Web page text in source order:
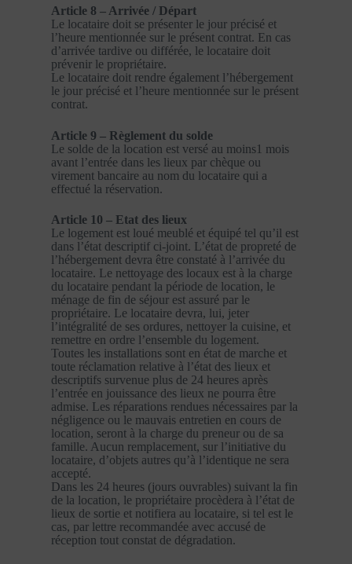
Article 8 – Arrivée / Départ
Le locataire doit se présenter le jour précisé et
l’heure mentionnée sur le présent contrat. En cas
d’arrivée tardive ou différée, le locataire doit
prévenir le propriétaire.
Le locataire doit rendre également l’hébergement
le jour précisé et l’heure mentionnée sur le présent
contrat.
Article 9 – Règlement du solde
Le solde de la location est versé au moins1 mois
avant l’entrée dans les lieux par chèque ou
virement bancaire au nom du locataire qui a
effectué la réservation.
Article 10 – Etat des lieux
Le logement est loué meublé et équipé tel qu’il est
dans l’état descriptif ci-joint. L’état de propreté de
l’hébergement devra être constaté à l’arrivée du
locataire. Le nettoyage des locaux est à la charge
du locataire pendant la période de location, le
ménage de fin de séjour est assuré par le
propriétaire. Le locataire devra, lui, jeter
l’intégralité de ses ordures, nettoyer la cuisine, et
remettre en ordre l’ensemble du logement.
Toutes les installations sont en état de marche et
toute réclamation relative à l’état des lieux et
descriptifs survenue plus de 24 heures après
l’entrée en jouissance des lieux ne pourra être
admise. Les réparations rendues nécessaires par la
négligence ou le mauvais entretien en cours de
location, seront à la charge du preneur ou de sa
famille. Aucun remplacement, sur l’initiative du
locataire, d’objets autres qu’à l’identique ne sera
accepté.
Dans les 24 heures (jours ouvrables) suivant la fin
de la location, le propriétaire procèdera à l’état de
lieux de sortie et notifiera au locataire, si tel est le
cas, par lettre recommandée avec accusé de
réception tout constat de dégradation.